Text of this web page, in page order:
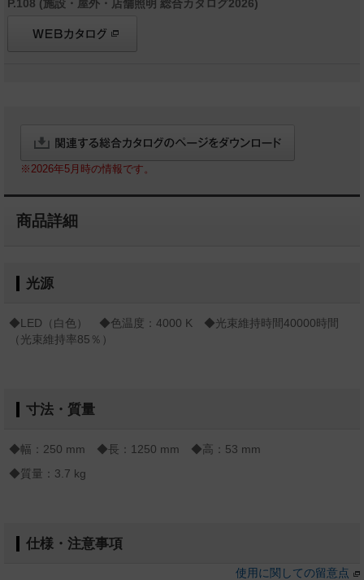
P.108 (施設・屋外・店舗照明 総合カタログ2026)
※2026年5月時の情報です。
商品詳細
光源
◆LED（白色） ◆色温度：4000 K ◆光束維持時間40000時間
（光束維持率85％）
寸法・質量
◆幅：250 mm ◆長：1250 mm ◆高：53 mm
◆質量：3.7 kg
仕様・注意事項
使用に関しての留意点